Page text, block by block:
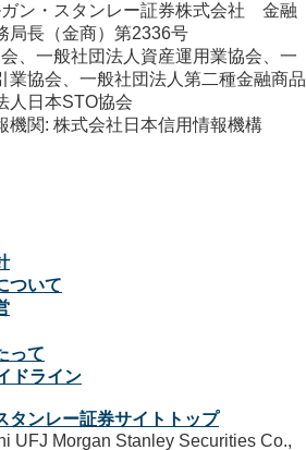
ン・スタンレー証券株式会社 金融
長（金商）第2336号
、一般社団法人資産運用業協会、一
業協会、一般社団法人第二種金融商品
人日本STO協会
機関: 株式会社日本信用情報機構
ついて
って
ドライン
タンレー証券サイトトップ